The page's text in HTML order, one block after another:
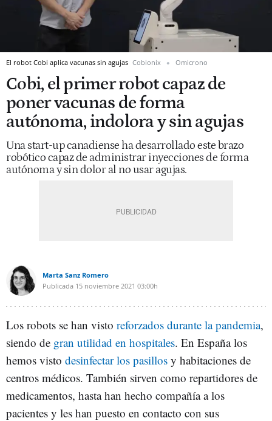
El robot Cobi aplica vacunas sin agujas Cobionix Omicrono
Cobi, el primer robot capaz de
poner vacunas de forma
autónoma, indolora y sin agujas
Una start-up canadiense ha desarrollado este brazo
robótico capaz de administrar inyecciones de forma
autónoma y sin dolor al no usar agujas.
Marta Sanz Romero
Publicada 15 noviembre 2021 03:00h
Los robots se han visto reforzados durante la pandemia,
siendo de gran utilidad en hospitales. En España los
hemos visto desinfectar los pasillos y habitaciones de
centros médicos. También sirven como repartidores de
medicamentos, hasta han hecho compañía a los
pacientes y les han puesto en contacto con sus